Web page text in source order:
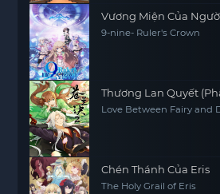
Vương Miện Của
9-nine- Ruler's Crown
Thương Lan Quyết
Love Between Fairy and
Chén Thánh Của Eris
The Holy Grail of Eris